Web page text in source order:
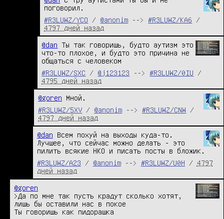
поговорил.
#R3LUWZ/YCO
/ @anonim --> #R3LUWZ/KA6 /
4797 дней назад
@dan Ты так говоришь, будто аутизм это
что-то плохое, и будто это причина не
общаться с человеком
#R3LUWZ/SXC
/ @j123123 --> #R3LUWZ/0IU /
4795 дней назад
@goren Мной.
#R3LUWZ/5XV
/ @anonim --> #R3LUWZ/CNW /
4797 дней назад
@dan Всем похуй на выходы куда-то.
Лучшее, что сейчас можно делать - это
пилить всякие НКО и писать посты в бложик.
#R3LUWZ/A23
/ @anonim--> #R3LUWZ/U0H / 4797
дней назад
@goren
>Да по мне так пусть крадут сколько хотят,
лишь бы оставили нас в покое
Ты говоришь как пидорашка